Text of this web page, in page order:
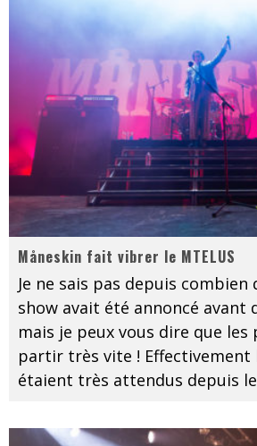
Måneskin fait vibrer le MTELUS
Je ne sais pas depuis combien
show avait été annoncé avant
mais je peux vous dire que les
partir très vite ! Effectivement
étaient très attendus depuis